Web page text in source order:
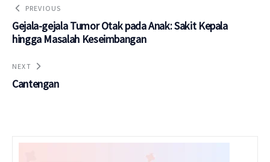
PREVIOUS
Gejala-gejala Tumor Otak pada Anak: Sakit Kepala
hingga Masalah Keseimbangan
NEXT
Cantengan